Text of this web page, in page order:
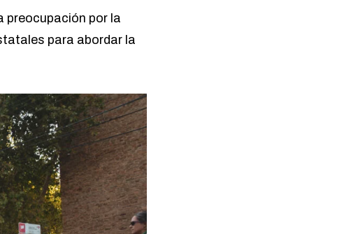
preocupación por la
para abordar la